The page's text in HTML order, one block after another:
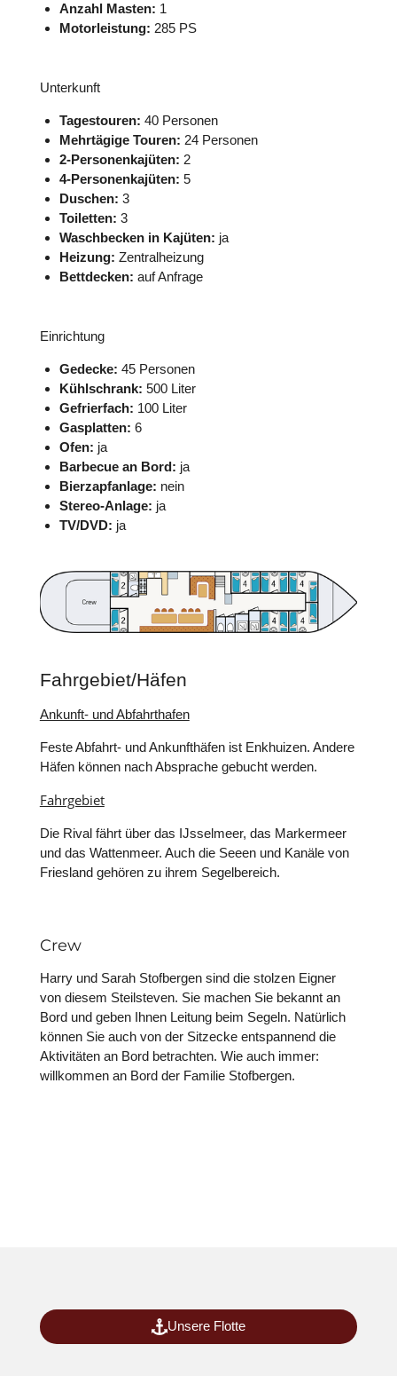
Anzahl Masten: 1
Motorleistung: 285 PS
Unterkunft
Tagestouren: 40 Personen
Mehrtägige Touren: 24 Personen
2-Personenkajüten: 2
4-Personenkajüten: 5
Duschen: 3
Toiletten: 3
Waschbecken in Kajüten: ja
Heizung: Zentralheizung
Bettdecken: auf Anfrage
Einrichtung
Gedecke: 45 Personen
Kühlschrank: 500 Liter
Gefrierfach: 100 Liter
Gasplatten: 6
Ofen: ja
Barbecue an Bord: ja
Bierzapfanlage: nein
Stereo-Anlage: ja
TV/DVD: ja
Fahrgebiet/Häfen
Ankunft- und Abfahrthafen
Feste Abfahrt- und Ankunfthäfen ist Enkhuizen. Andere
Häfen können nach Absprache gebucht werden.
Fahrgebiet
Die Rival fährt über das IJsselmeer, das Markermeer
und das Wattenmeer. Auch die Seeen und Kanäle von
Friesland gehören zu ihrem Segelbereich.
Crew
Harry und Sarah Stofbergen sind die stolzen Eigner
von diesem Steilsteven. Sie machen Sie bekannt an
Bord und geben Ihnen Leitung beim Segeln. Natürlich
können Sie auch von der Sitzecke entspannend die
Aktivitäten an Bord betrachten. Wie auch immer:
willkommen an Bord der Familie Stofbergen.
Unsere Flotte